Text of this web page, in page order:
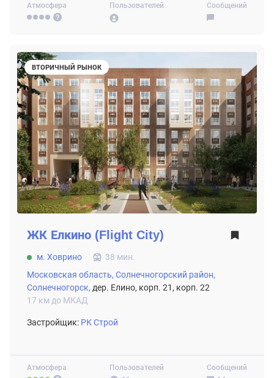
Атмосфера Пользователей Сообщений
ВТОРИЧНЫЙ РЫНОК
Атмосфера
Пользователей
Сообщений
ЖК Елкино (Flight City)
м. Ховрино
38 мин.
Московская область, Солнечногорский район,
Солнечногорск, дер. Елино, корп. 21, корп. 22
17 км до МКАД
Застройщик: РК Строй